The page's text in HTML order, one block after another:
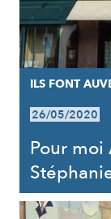
ILS FONT
26/05/2020
Pour moi